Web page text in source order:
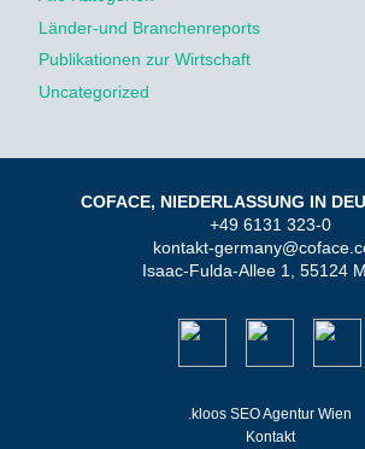
Länder-und Branchenreports
Publikationen zur Wirtschaft
Uncategorized
COFACE, NIEDERLASSUNG IN
+49 6131 323-0
kontakt-
Isaac-Fulda-Allee 1, 55124
Kontakt
.kloos SEO Agentur Wien